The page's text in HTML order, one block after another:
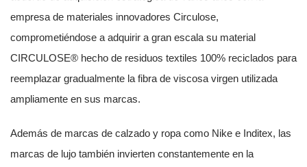
empresa de materiales innovadores Circulose,
comprometiéndose a adquirir a gran escala su material
CIRCULOSE® hecho de residuos textiles 100% reciclados para
reemplazar gradualmente la fibra de viscosa virgen utilizada
ampliamente en sus marcas.
Además de marcas de calzado y ropa como Nike e Inditex, las
marcas de lujo también invierten constantemente en la